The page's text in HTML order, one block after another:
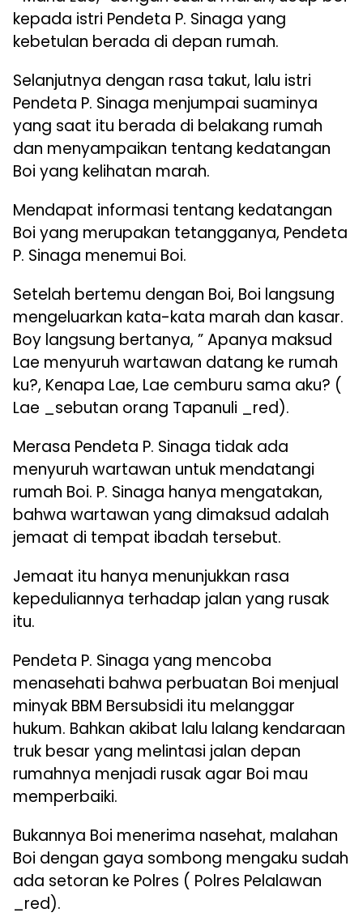
kepada istri Pendeta P. Sinaga yang
kebetulan berada di depan rumah.
Selanjutnya dengan rasa takut, lalu istri
Pendeta P. Sinaga menjumpai suaminya
yang saat itu berada di belakang rumah
dan menyampaikan tentang kedatangan
Boi yang kelihatan marah.
Mendapat informasi tentang kedatangan
Boi yang merupakan tetangganya, Pendeta
P. Sinaga menemui Boi.
Setelah bertemu dengan Boi, Boi langsung
mengeluarkan kata-kata marah dan kasar.
Boy langsung bertanya, ” Apanya maksud
Lae menyuruh wartawan datang ke rumah
ku?, Kenapa Lae, Lae cemburu sama aku? (
Lae _sebutan orang Tapanuli _red).
Merasa Pendeta P. Sinaga tidak ada
menyuruh wartawan untuk mendatangi
rumah Boi. P. Sinaga hanya mengatakan,
bahwa wartawan yang dimaksud adalah
jemaat di tempat ibadah tersebut.
Jemaat itu hanya menunjukkan rasa
kepeduliannya terhadap jalan yang rusak
itu.
Pendeta P. Sinaga yang mencoba
menasehati bahwa perbuatan Boi menjual
minyak BBM Bersubsidi itu melanggar
hukum. Bahkan akibat lalu lalang kendaraan
truk besar yang melintasi jalan depan
rumahnya menjadi rusak agar Boi mau
memperbaiki.
Bukannya Boi menerima nasehat, malahan
Boi dengan gaya sombong mengaku sudah
ada setoran ke Polres ( Polres Pelalawan
_red).